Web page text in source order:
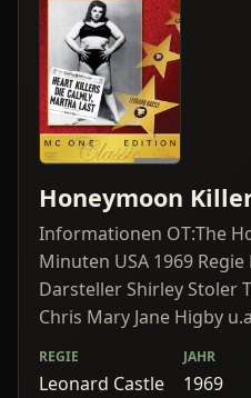
Honeymoon
Informationen OT:The
Minuten USA 1969
Darsteller Shirley Stoler
Chris Mary Jane Higby
REGIE
Leonard Castle
JAHR
1969